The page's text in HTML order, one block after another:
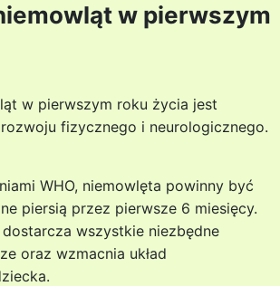
w pierwszym
w pierwszym roku życia jest
fizycznego i neurologicznego.
WHO, niemowlęta powinny być
piersią przez pierwsze 6 miesięcy.
dostarcza wszystkie niezbędne
oraz wzmacnia układ